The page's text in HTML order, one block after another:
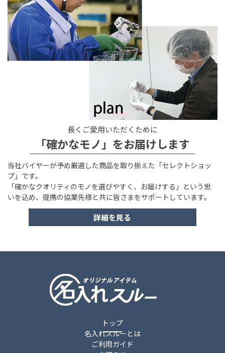
長くご愛用いただくために
「確かなモノ」をお届けします
当社バイヤーが予め厳選した商品を取り揃えた「セレクトショッ
プ」です。
「確かなクオリティのモノを選びやすく、お届けする」という思
いを込め、提携の協業先様と共に皆さまをサポートしています。
詳細を見る
トップ
名入れスルーとは
ご利用ガイド